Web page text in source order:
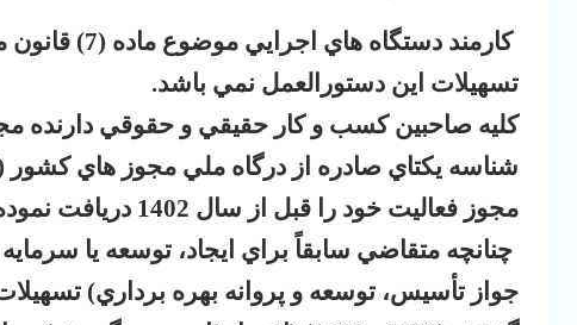
ﻛﺎﺭﻣﻨﺪ
ﺗﺴﻬﻴﻼﺕ ﺍﻳﻦ ﺩﺳﺘﻮﺭﺍﻟﻌﻤﻞ ﻧﻤﻲ ﺑﺎﺷﺪ.
ﻛﻠﻴﻪ ﺻﺎﺣﺒﻴﻦ ﻛﺴﺐ ﻭ ﻛﺎﺭ ﺣﻘﻴﻘﻲ ﻭ ﺣﻘﻮﻗﻲ ﺩﺍﺭﻧﺪﻩ
ﺷﻨﺎﺳﻪ ﻳﻜﺘﺎﻱ ﺻﺎﺩﺭﻩ ﺍﺯ ﺩﺭﮔﺎﻩ ﻣﻠﻲ ﻣﺠﻮﺯ ﻫﺎﻱ ﻛﺸﻮﺭ
ﻣﺠﻮﺯ ﻓﻌﺎﻟﻴﺖ ﺧﻮﺩ ﺭﺍ ﻗﺒﻞ ﺍﺯ ﺳﺎﻝ 1402 ﺩﺭﻳﺎﻓﺖ ﻧﻤﻮﺩﻩ ﺍﻧﺪ.
ﭼﻨﺎﻧﭽﻪ ﻣﺘﻘﺎﺿﻲ ﺳﺎﺑﻘﺎً ﺑﺮﺍﻱ ﺍﻳﺠﺎﺩ، ﺗﻮﺳﻌﻪ ﻳﺎ